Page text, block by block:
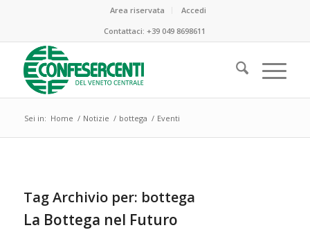
Area riservata
Accedi
Contattaci:+39 049 8698611
Sei in: Home / Notizie / bottega / Eventi
Tag Archivio per: bottega
La Bottega nel Futuro